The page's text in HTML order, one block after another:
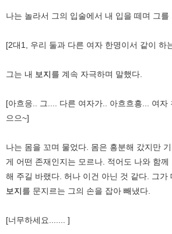
나는 놀라서 그의 입술에서 내 입을 떼며 그를
[2대1, 우리 둘과 다른 여자 한명이서 같이 하
그는 내 보지를 계속 자극하며 말했다.
[아흐응.. 그.... 다른 여자가.. 아흐흐흥... 여자
으으~]
나는 몸을 꼬며 물었다. 몸은 흥분해 갔지만
게 어떤 존재인지는 모르나. 적어도 나와 함께
해 주길 바랬다. 허나 이건 아닌 것 같다. 그가
보지를 문지르는 그의 손을 잡아 빼냈다.
[너무하세요....... ]